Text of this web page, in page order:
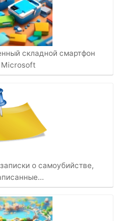
складной смартфон
Microsoft
о самоубийстве,